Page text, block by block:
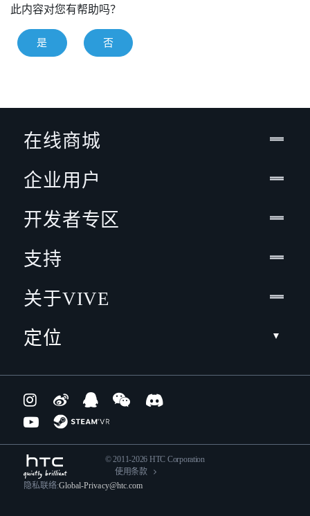
此内容对您有帮助吗？
是 否
在线商城
企业用户
开发者专区
支持
关于VIVE
定位
© 2011-2026 HTC Corporation
使用条款
隐私联络:Global-Privacy@htc.com